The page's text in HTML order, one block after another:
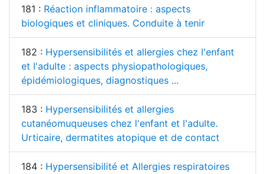
181 : Réaction inflammatoire : aspects
biologiques et cliniques. Conduite à tenir
182 : Hypersensibilités et allergies chez l'enfant
et l'adulte : aspects physiopathologiques,
épidémiologiques, diagnostiques ...
183 : Hypersensibilités et allergies
cutanéomuqueuses chez l'enfant et l'adulte.
Urticaire, dermatites atopique et de contact
184 : Hypersensibilité et Allergies respiratoires